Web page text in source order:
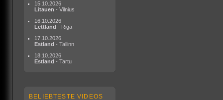
15.10.2026
Litauen - Vilnius
16.10.2026
Lettland - Riga
17.10.2026
Estland - Tallinn
18.10.2026
Estland - Tartu
BELIEBTESTE VIDEOS